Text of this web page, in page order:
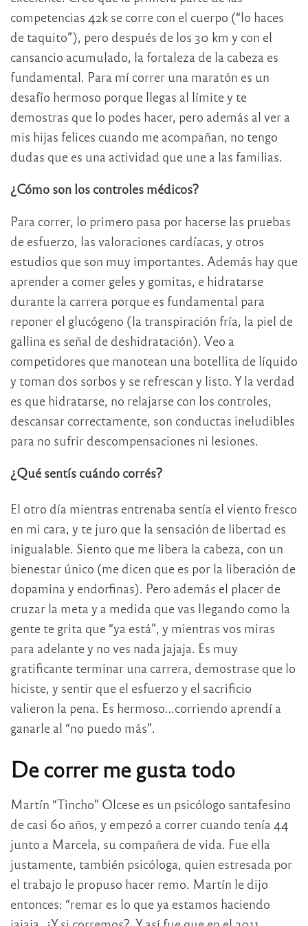
competencias 42k se corre con el cuerpo (“lo haces
de taquito”), pero después de los 30 km y con el
cansancio acumulado, la fortaleza de la cabeza es
fundamental. Para mí correr una maratón es un
desafío hermoso porque llegas al límite y te
demostras que lo podes hacer, pero además al ver a
mis hijas felices cuando me acompañan, no tengo
dudas que es una actividad que une a las familias.
¿Cómo son los controles médicos?
Para correr, lo primero pasa por hacerse las pruebas
de esfuerzo, las valoraciones cardíacas, y otros
estudios que son muy importantes. Además hay que
aprender a comer geles y gomitas, e hidratarse
durante la carrera porque es fundamental para
reponer el glucógeno (la transpiración fría, la piel de
gallina es señal de deshidratación). Veo a
competidores que manotean una botellita de líquido
y toman dos sorbos y se refrescan y listo. Y la verdad
es que hidratarse, no relajarse con los controles,
descansar correctamente, son conductas ineludibles
para no sufrir descompensaciones ni lesiones.
¿Qué sentís cuándo corrés?
El otro día mientras entrenaba sentía el viento fresco
en mi cara, y te juro que la sensación de libertad es
inigualable. Siento que me libera la cabeza, con un
bienestar único (me dicen que es por la liberación de
dopamina y endorfinas). Pero además el placer de
cruzar la meta y a medida que vas llegando como la
gente te grita que “ya está”, y mientras vos miras
para adelante y no ves nada jajaja. Es muy
gratificante terminar una carrera, demostrase que lo
hiciste, y sentir que el esfuerzo y el sacrificio
valieron la pena. Es hermoso…corriendo aprendí a
ganarle al “no puedo más”.
De correr me gusta todo
Martín “Tincho” Olcese es un psicólogo santafesino
de casi 60 años, y empezó a correr cuando tenía 44
junto a Marcela, su compañera de vida. Fue ella
justamente, también psicóloga, quien estresada por
el trabajo le propuso hacer remo. Martín le dijo
entonces: “remar es lo que ya estamos haciendo